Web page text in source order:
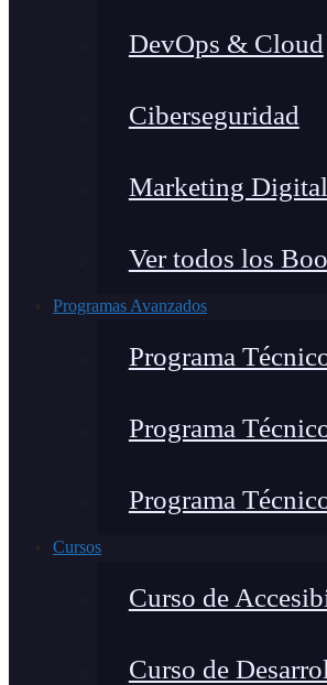
DevOps & Cloud
Ciberseguridad
Marketing
Ver todos los
Programas Avanzados
Programa
Programa
Programa
Cursos
Curso de
Curso de